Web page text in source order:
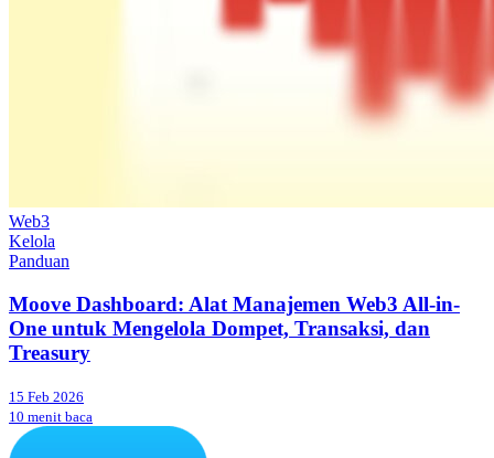
Web3
Kelola
Panduan
Moove Dashboard: Alat Manajemen Web3 All-in-
One untuk Mengelola Dompet, Transaksi, dan
Treasury
15 Feb 2026
10 menit baca